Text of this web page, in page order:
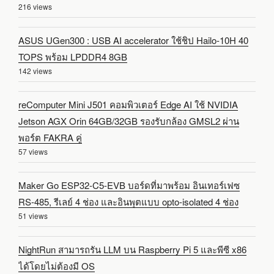
216 views
ASUS UGen300 : USB AI accelerator ใช้ชิป Hailo-10H 40
TOPS พร้อม LPDDR4 8GB
142 views
reComputer Mini J501 คอมพิวเตอร์ Edge AI ใช้ NVIDIA
Jetson AGX Orin 64GB/32GB รองรับกล้อง GMSL2 ผ่าน
พอร์ต FAKRA คู่
57 views
Maker Go ESP32-C5-EVB บอร์ดที่มาพร้อม อินเทอร์เฟซ
RS-485, รีเลย์ 4 ช่อง และอินพุตแบบ opto-isolated 4 ช่อง
51 views
NightRun สามารถรัน LLM บน Raspberry Pi 5 และพีซี x86
ได้โดยไม่ต้องมี OS